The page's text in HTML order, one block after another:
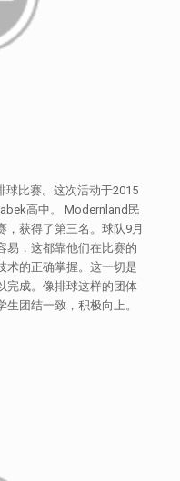
球比赛。这次活动于2015
高中。 Modernland民
，获得了第三名。球队9月
易，这都靠他们在比赛的
术的正确掌握。这一切是
完成。像排球这样的团体
团结一致，积极向上。